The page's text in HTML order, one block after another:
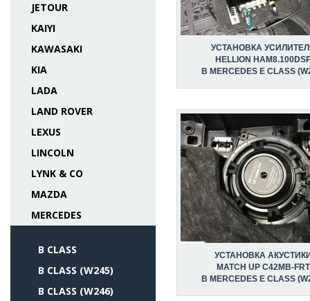
JETOUR
KAIYI
KAWASAKI
KIA
LADA
LAND ROVER
LEXUS
LINCOLN
LYNK & CO
MAZDA
MERCEDES
B CLASS
B CLASS (W245)
B CLASS (W246)
УСТАНОВКА
HELLION
В MERCEDES E CLASS
УСТАНОВКА
MATCH UP C42MB-FRT
В MERCEDES E CLASS